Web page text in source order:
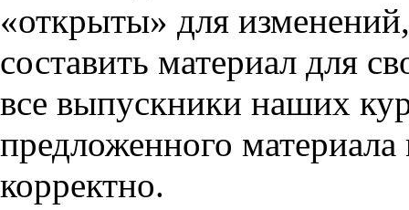
«открыты» для
составить материал для
все выпускники наших
предложенного
корректно.